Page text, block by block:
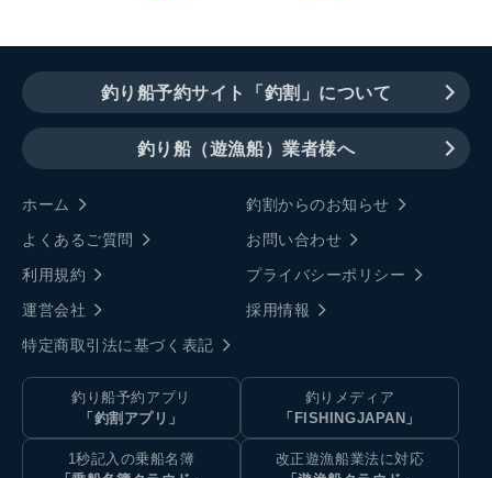
釣り船予約サイト「釣割」について
釣り船（遊漁船）業者様へ
ホーム
釣割からのお知らせ
よくあるご質問
お問い合わせ
利用規約
プライバシーポリシー
運営会社
採用情報
特定商取引法に基づく表記
釣り船予約アプリ
「釣割アプリ」
釣りメディア
「FISHINGJAPAN」
1秒記入の乗船名簿
改正遊漁船業法に対応